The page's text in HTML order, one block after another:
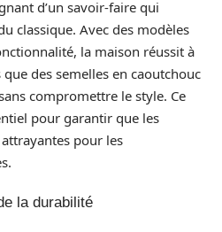
d’un savoir-faire qui
classique. Avec des modèles
la maison réussit à
des semelles en caoutchouc
compromettre le style. Ce
pour garantir que les
pour les
la durabilité